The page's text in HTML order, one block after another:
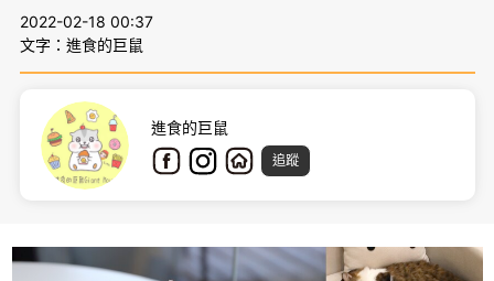
2022-02-18 00:37
文字：進食的巨鼠
進食的巨鼠
追蹤